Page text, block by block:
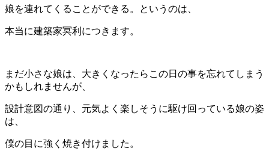
娘を連れてくることができる。というのは、
本当に建築家冥利につきます。
まだ小さな娘は、大きくなったらこの日の事を忘れてしまう
かもしれませんが、
設計意図の通り、元気よく楽しそうに駆け回っている娘の姿
は、
僕の目に強く焼き付けました。